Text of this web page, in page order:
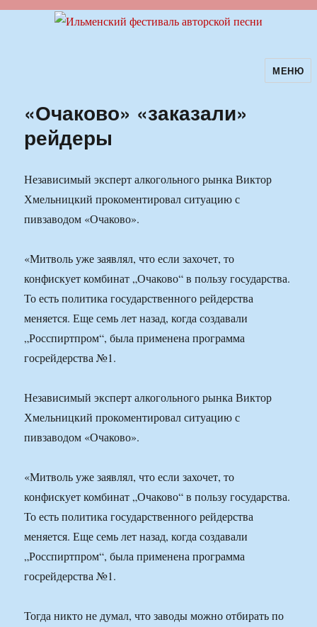
Ильменский фестиваль авторскойМЕНЮ
«Очаково» «заказали»
рейдеры
Независимый эксперт алкогольного рынка Виктор
Хмельницкий прокоментировал ситуацию с
пивзаводом «Очаково».
«Митволь уже заявлял, что если захочет, то
конфискует комбинат „Очаково“ в пользу государства.
То есть политика государственного рейдерства
меняется. Еще семь лет назад, когда создавали
„Росспиртпром“, была применена программа
госрейдерства №1.
Независимый эксперт алкогольного рынка Виктор
Хмельницкий прокоментировал ситуацию с
пивзаводом «Очаково».
«Митволь уже заявлял, что если захочет, то
конфискует комбинат „Очаково“ в пользу государства.
То есть политика государственного рейдерства
меняется. Еще семь лет назад, когда создавали
„Росспиртпром“, была применена программа
госрейдерства №1.
Тогда никто не думал, что заводы можно отбирать по